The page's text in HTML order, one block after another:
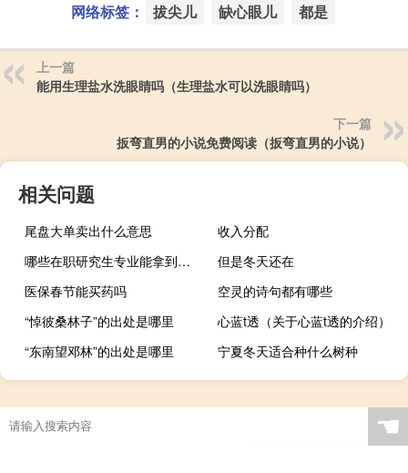
网络标签： 拔尖儿 缺心眼儿 都是
上一篇
能用生理盐水洗眼睛吗（生理盐水可以洗眼睛吗）
下一篇
扳弯直男的小说免费阅读（扳弯直男的小说）
相关问题
尾盘大单卖出什么意思
收入分配
哪些在职研究生专业能拿到毕业证
但是冬天还在
医保春节能买药吗
空灵的诗句都有哪些
“悼彼桑林子”的出处是哪里
心蓝t透（关于心蓝t透的介绍）
“东南望邓林”的出处是哪里
宁夏冬天适合种什么树种
☚